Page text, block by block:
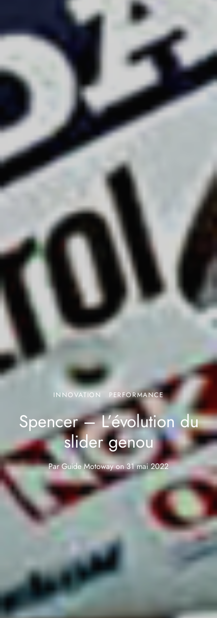
INNOVATION PERFORMANCE
Spencer – L’évolution du
slider genou
ParGuide Motowayon 31 mai 2022